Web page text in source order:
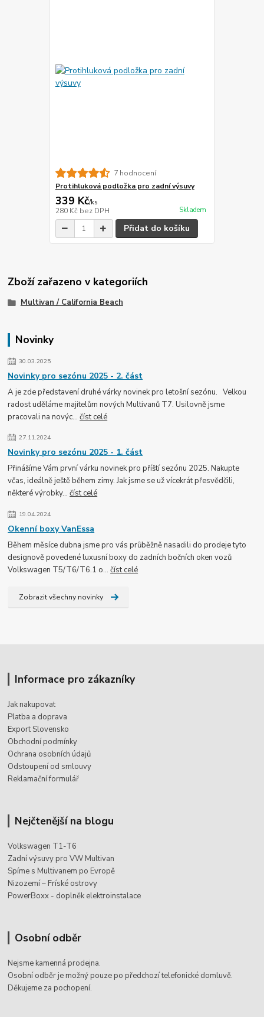
Novinky
30.03.2025
Novinky pro sezónu 2025 - 2. část
A je zde představení druhé várky novinek pro letošní sezónu. Velkou
radost uděláme majitelům nových Multivanů T7. Usilovně jsme
pracovali na novýc...číst celé
27.11.2024
Novinky pro sezónu 2025 - 1. část
Přinášíme Vám první várku novinek pro příští sezónu 2025. Nakupte
včas, ideálně ještě během zimy. Jak jsme se už vícekrát přesvědčili,
některé výrobky...číst celé
19.04.2024
Okenní boxy VanEssa
Během měsíce dubna jsme pro vás průběžně nasadili do prodeje tyto
designově povedené luxusní boxy do zadních bočních oken vozů
Volkswagen T5/T6/T6.1 o...číst celé
Zobrazit všechny novinky
7 hodnocení
Protihluková podložka pro zadní výsuvy
339 Kč/ks
280 Kč bez DPH Skladem
Přidat do košíku
Zboží zařazeno v kategoriích
Multivan / California Beach
Informace pro zákazníky
Jak nakupovat
Platba a doprava
Export Slovensko
Obchodní podmínky
Ochrana osobních údajů
Odstoupení od smlouvy
Reklamační formulář
Nejčtenější na blogu
Volkswagen T1-T6
Zadní výsuvy pro VW Multivan
Spíme s Multivanem po Evropě
Nizozemí – Fríské ostrovy
PowerBoxx - doplněk elektroinstalace
Osobní odběr
Nejsme kamenná prodejna.
Osobní odběr je možný pouze po předchozí telefonické domluvě.
Děkujeme za pochopení.